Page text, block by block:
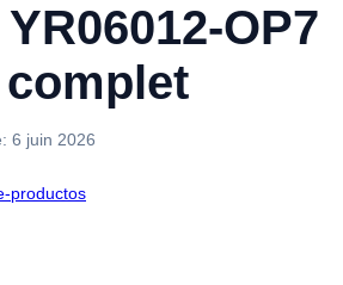
OP7
6 juin 2026
productos